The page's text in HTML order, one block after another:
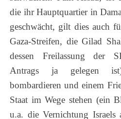
die ihr Hauptquartier in
geschwächt, gilt dies auch
Gaza-Streifen, die Gilad
dessen Freilassung der
Antrags ja gelegen
bombardieren und einem
Staat im Wege stehen (ein
u.a. die Vernichtung Israels